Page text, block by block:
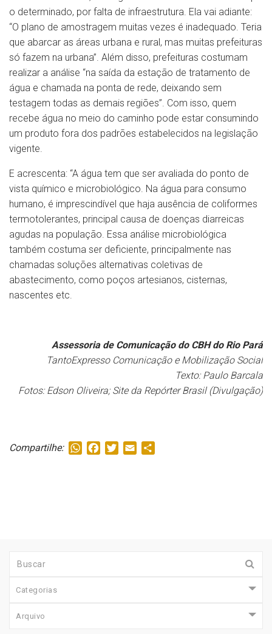
o determinado, por falta de infraestrutura. Ela vai adiante:
“O plano de amostragem muitas vezes é inadequado. Teria
que abarcar as áreas urbana e rural, mas muitas prefeituras
só fazem na urbana”. Além disso, prefeituras costumam
realizar a análise “na saída da estação de tratamento de
água e chamada na ponta de rede, deixando sem
testagem todas as demais regiões”. Com isso, quem
recebe água no meio do caminho pode estar consumindo
um produto fora dos padrões estabelecidos na legislação
vigente.
E acrescenta: “A água tem que ser avaliada do ponto de
vista químico e microbiológico. Na água para consumo
humano, é imprescindível que haja ausência de coliformes
termotolerantes, principal causa de doenças diarreicas
agudas na população. Essa análise microbiológica
também costuma ser deficiente, principalmente nas
chamadas soluções alternativas coletivas de
abastecimento, como poços artesianos, cisternas,
nascentes etc.
Assessoria de Comunicação do CBH do Rio Pará
TantoExpresso Comunicação e Mobilização Social
Texto: Paulo Barcala
Fotos: Edson Oliveira; Site da Repórter Brasil (Divulgação)
Compartilhe: WhatsApp
FacebookTwitterEmail
Categorias
Arquivo